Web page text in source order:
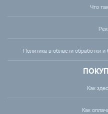
Что
Политика в области обработки
Как
Как